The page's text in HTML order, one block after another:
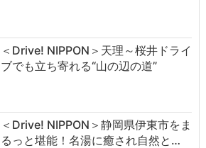
＜Drive! NIPPON＞天理～桜井ドライ
ブでも立ち寄れる“山の辺の道”
＜Drive! NIPPON＞静岡県伊東市をま
るっと堪能！名湯に癒され自然と…